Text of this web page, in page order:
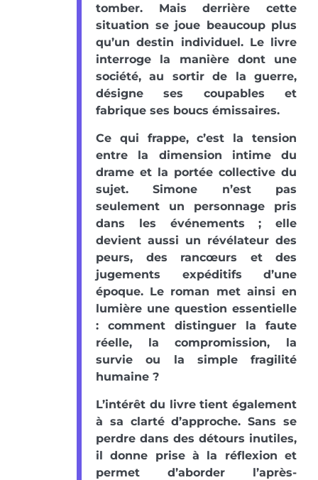
tomber. Mais derrière cette
situation se joue beaucoup plus
qu’un destin individuel. Le livre
interroge la manière dont une
société, au sortir de la guerre,
désigne ses coupables et
fabrique ses boucs émissaires.
Ce qui frappe, c’est la tension
entre la dimension intime du
drame et la portée collective du
sujet. Simone n’est pas
seulement un personnage pris
dans les événements ; elle
devient aussi un révélateur des
peurs, des rancœurs et des
jugements expéditifs d’une
époque. Le roman met ainsi en
lumière une question essentielle
: comment distinguer la faute
réelle, la compromission, la
survie ou la simple fragilité
humaine ?
L’intérêt du livre tient également
à sa clarté d’approche. Sans se
perdre dans des détours inutiles,
il donne prise à la réflexion et
permet d’aborder l’après-